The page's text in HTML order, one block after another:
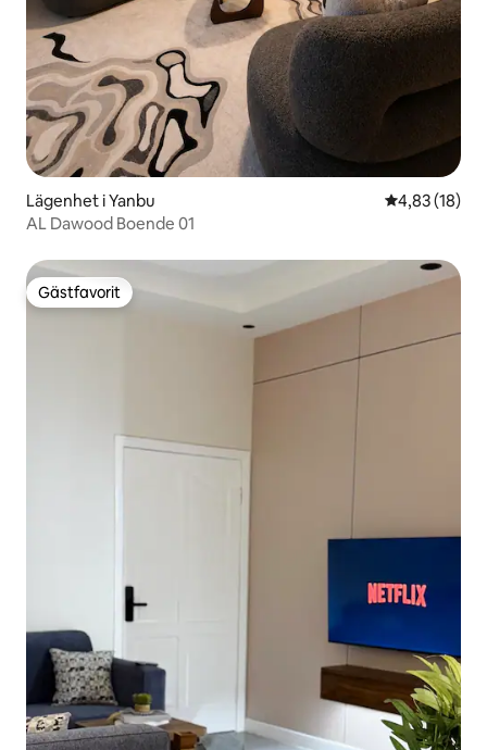
Lägenhet i Yanbu 4,83 av 5 i
4,83 (18)
AL Dawood Boende 01
Gästfavorit
Gästfavorit